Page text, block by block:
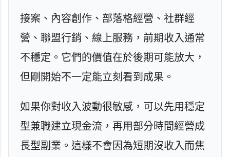
接案、內容創作、部落格經營、社群經
營、聯盟行銷、線上服務，前期收入通常
不穩定。它們的價值在於後期可能放大，
但剛開始不一定能立刻看到成果。
如果你對收入波動很敏感，可以先用穩定
型兼職建立現金流，再用部分時間經營成
長型副業。這樣不會因為短期沒收入而焦